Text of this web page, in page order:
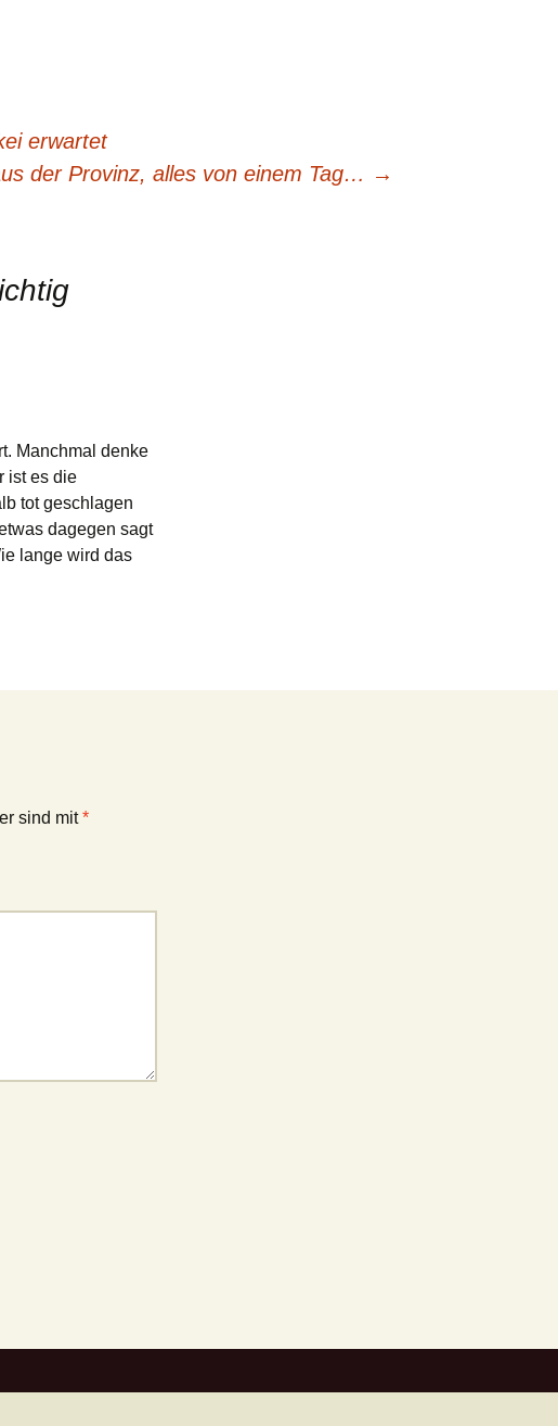
erwartet
der Provinz, alles von einem Tag… →
Manchmal denke
ist es die
tot geschlagen
dagegen sagt
lange wird das
sind mit*